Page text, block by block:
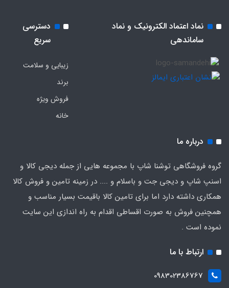
نماد اعتماد الکترونیک و نماد
ساماندهی
دسترسی
سریع
زیبایی و سلامت
برند
فروش ویژه
خانه
درباره ما
گروه فروشگاهی توشنا شاپ با مجموعه هایی از جمله دیجی کالا و
اسنپ شاپ و دیجی جت و باسلام و .... در زمینه تامین و فروش کالا
همکاری داشته دارد اما برای تامین کالا باقیمت بسیار مناسب و
همچنین فروش به صورت اقساطی اقدام به راه اندازی این سایت
نموده است .
ارتباط با ما
098302386767